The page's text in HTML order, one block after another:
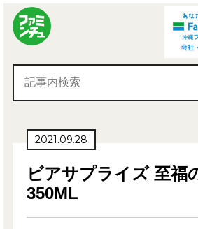
2021.09.28
ビアサプライズ 至
350ML